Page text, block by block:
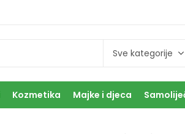
Kozmetika Majke i djeca